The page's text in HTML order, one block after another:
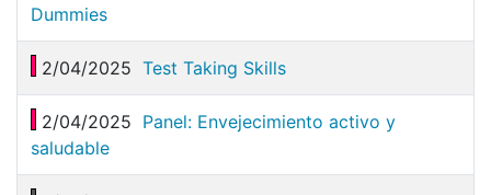
Dummies
2/04/2025 Test Taking Skills
2/04/2025 Panel: Envejecimiento activo y
saludable